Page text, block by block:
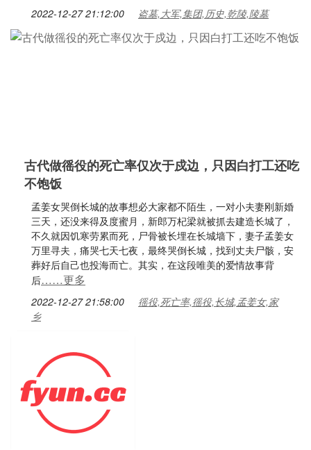
2022-12-27 21:12:00 盗墓,大军,集团,历史,乾陵,陵墓
古代做徭役的死亡率仅次于戍边，只因白打工还吃
不饱饭
孟姜女哭倒长城的故事想必大家都不陌生，一对小夫妻刚新婚
三天，还没来得及度蜜月，新郎万杞梁就被抓去建造长城了，
不久就因饥寒劳累而死，尸骨被长埋在长城墙下，妻子孟姜女
万里寻夫，痛哭七天七夜，最终哭倒长城，找到丈夫尸骸，安
葬好后自己也投海而亡。其实，在这段唯美的爱情故事背
后……更多
2022-12-27 21:58:00
徭役,死亡率,徭役,长城,孟姜女,家
乡